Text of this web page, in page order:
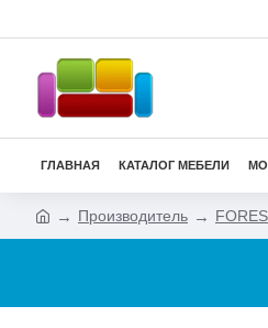
ГЛАВНАЯ КАТАЛОГ МЕБЕЛИ
Производитель